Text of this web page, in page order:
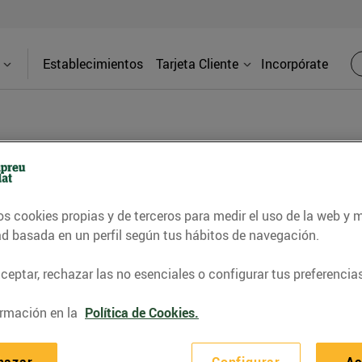
Establecimientos Tarjeta Cliente Incorpórate
recetas, consejos nutricionales, información
cookies propias y de terceros para medir el uso de la web y
basada en un perfil según tus hábitos de navegación.
rechazar las no esenciales o configurar tus
en la Política de Cookies.